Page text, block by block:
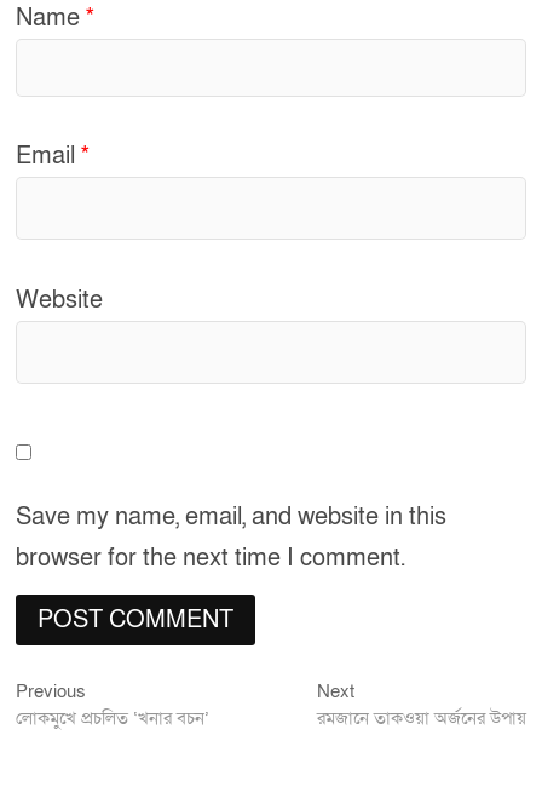
Name*
Email*
Website
Save my name, email, and website in this
browser for the next time I comment.
Post
Previous
post:
লোকমুখে প্রচলিত ‘খনার বচন’
NextNext
post:
রমজানে তাকওয়া অর্জনের উপায়